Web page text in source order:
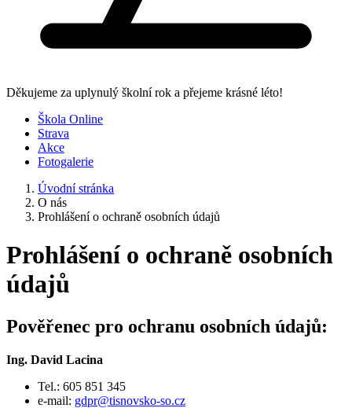
Děkujeme za uplynulý školní rok a přejeme krásné léto!
Škola Online
Strava
Akce
Fotogalerie
Úvodní stránka
O nás
Prohlášení o ochraně osobních údajů
Prohlášení o ochraně osobních
údajů
Pověřenec pro ochranu osobních údajů:
Ing. David Lacina
Tel.: 605 851 345
e-mail: gdpr@tisnovsko-so.cz